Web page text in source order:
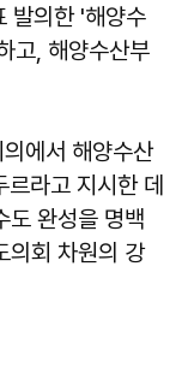
발의한 '해양수
고, 해양수산부
에서 해양수산
르라고 지시한 데
도 완성을 명백
의회 차원의 강